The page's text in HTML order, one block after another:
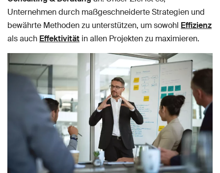
Unternehmen durch maßgeschneiderte Strategien und
bewährte Methoden zu unterstützen, um sowohl Effizienz
als auch Effektivität in allen Projekten zu maximieren.